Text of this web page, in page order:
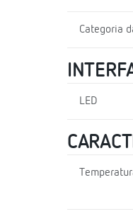
Categoria
LED